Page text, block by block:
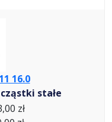
16.0
stałe
zł